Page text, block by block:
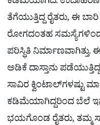
ತೆಗೆಯುತ್ತಿದ್ದ ರೈತರು, ಈ
ರೋಗದಂತಹ
ಪರಿಸ್ಥಿತಿ ನಿರ್ಮಾಣವಾಗಿತ್ತು.
ಅಡಿಕೆ ದಾಸ್ತಾನು
ಸಾವಿರ ಕ್ವಿಂಟಾಲ್‌ಗಳಷ್ಟು
ಕಡಿಮೆಯಾಗಿದ್ದರಿಂದ ಬೆಲೆ
ಭಯಗೊಂಡ ರೈತರು, ತಮ್ಮ